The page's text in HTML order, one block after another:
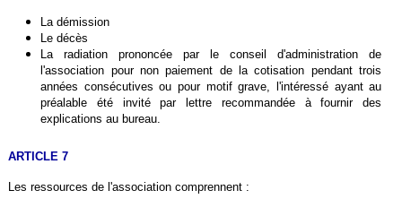
La démission
Le décès
La radiation prononcée par le conseil d'administration de
l'association pour non paiement de la cotisation pendant trois
années consécutives ou pour motif grave, l'intéressé ayant au
préalable été invité par lettre recommandée à fournir des
explications au bureau.
ARTICLE 7
Les ressources de l'association comprennent :